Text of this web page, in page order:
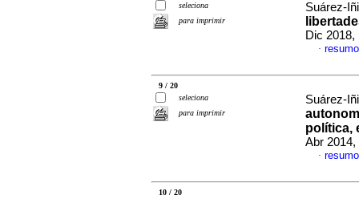
seleciona
para imprimir
Suárez-
Dic 2018,
·
9 / 20
seleciona
para imprimir
Suárez-
política,
Abr 2014,
·
10 / 20